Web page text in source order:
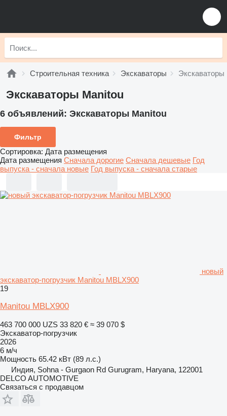
Строительная техника Экскаваторы Экскаваторы
Экскаваторы Manitou
6 объявлений: Экскаваторы Manitou
Фильтр
Сортировка: Дата размещения
Дата размещения Сначала дорогие Сначала дешевые Год
выпуска - сначала новые Год выпуска - сначала старые
новый
экскаватор-погрузчик Manitou MBLX900
19
Manitou MBLX900
463 700 000 UZS 33 820 € ≈ 39 070 $
Экскаватор-погрузчик
2026
6 м/ч
Мощность 65.42 кВт (89 л.с.)
Индия, Sohna - Gurgaon Rd Gurugram, Haryana, 122001
DELCO AUTOMOTIVE
Связаться с продавцом